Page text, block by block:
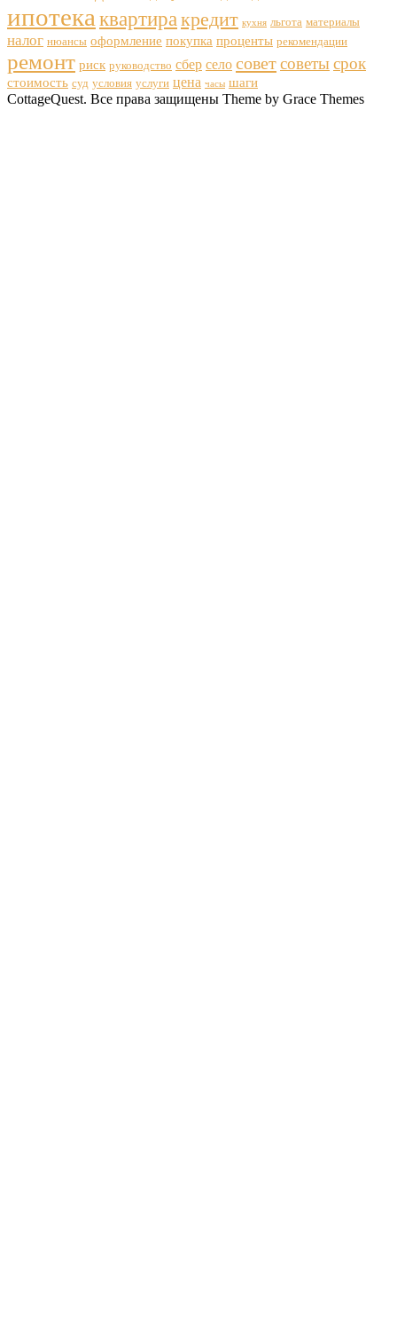
ипотека квартира кредит кухня льгота материалы
налог нюансы оформление покупка проценты рекомендации
ремонт риск руководство сбер село советсоветысрок
стоимость суд условия услуги цена часы шаги
CottageQuest. Все права защищены Theme by Grace Themes